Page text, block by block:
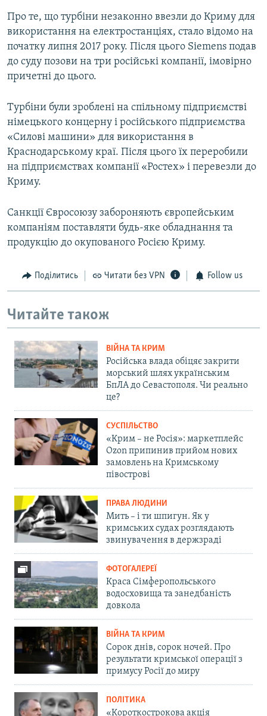
Про те, що турбіни незаконно ввезли до Криму для
використання на електростанціях, стало відомо на
початку липня 2017 року. Після цього Siemens подав
до суду позови на три російські компанії, імовірно
причетні до цього.
Турбіни були зроблені на спільному підприємстві
німецького концерну і російського підприємства
«Силові машини» для використання в
Краснодарському краї. Після цього їх переробили
на підприємствах компанії «Ростех» і перевезли до
Криму.
Санкції Євросоюзу забороняють європейським
компаніям поставляти будь-яке обладнання та
продукцію до окупованого Росією Криму.
Поділитись Читати без VPN Follow us
Читайте також
ВІЙНА ТА КРИМ
Російська влада обіцяє закрити
морський шлях українським
БпЛА до Севастополя. Чи реально
це?
СУСПІЛЬСТВО
«Крим – не Росія»: маркетплейс
Ozon припинив прийом нових
замовлень на Кримському
півострові
ПРАВА ЛЮДИНИ
Мить – і ти шпигун. Як у
кримських судах розглядають
звинувачення в держзраді
ФОТОГАЛЕРЕЇ
Краса Сімферопольського
водосховища та занедбаність
довкола
ВІЙНА ТА КРИМ
Сорок днів, сорок ночей. Про
результати кримської операції з
примусу Росії до миру
ПОЛІТИКА
«Короткострокова акція